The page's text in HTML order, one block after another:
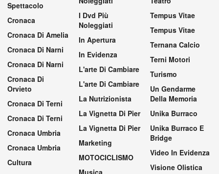
Spettacolo
Cronaca
Cronaca Di Amelia
Cronaca Di Narni
Cronaca Di Narni
Cronaca Di
Orvieto
Cronaca Di Terni
Cronaca Di Terni
Cronaca Umbria
Cronaca Umbria
Cultura
I Dvd Più
Noleggiati
In Apertura
In Evidenza
L'arte Di Cambiare
L'arte Di Cambiare
La Nutrizionista
La Vignetta Di Pier
La Vignetta Di Pier
Marketing
MOTOCICLISMO
Musica
Tempus Vitae
Tempus Vitae
Ternana Calcio
Terni Motori
Turismo
Un Gendarme
Della Memoria
Unika Burraco
Unika Burraco E
Bridge
Video In Evidenza
Visione Olistica